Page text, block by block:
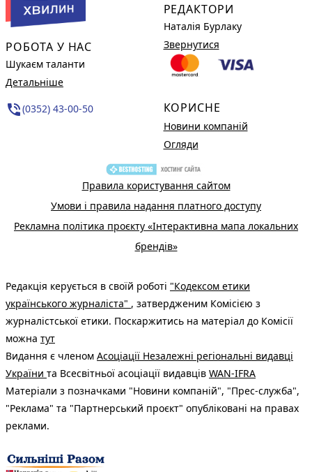
РОБОТА У НАС
Шукаєм таланти
Детальніше
phone_in_talk(0352) 43-00-50
РЕДАКТОРИ
Наталія Бурлаку
Звернутися
КОРИСНЕ
Новини компаній
Огляди
Правила користування сайтом
Умови і правила надання платного доступу
Рекламна політика проєкту «Інтерактивна мапа локальних
брендів»
Редакція керується в своїй роботі "Кодексом етики
українського журналіста" , затвердженим Комісією з
журналістської етики. Поскаржитись на матеріал до Комісії
можна тут
Видання є членом Асоціації Незалежні регіональні видавці
України та Всесвітньої асоціації видавців WAN-IFRA
Матеріали з позначками "Новини компаній", "Прес-служба",
"Реклама" та "Партнерський проєкт" опубліковані на правах
реклами.